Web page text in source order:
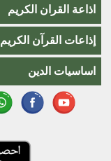
اذاعة القران الكريم
إذاعات القرآن الكريم
اساسيات الدين